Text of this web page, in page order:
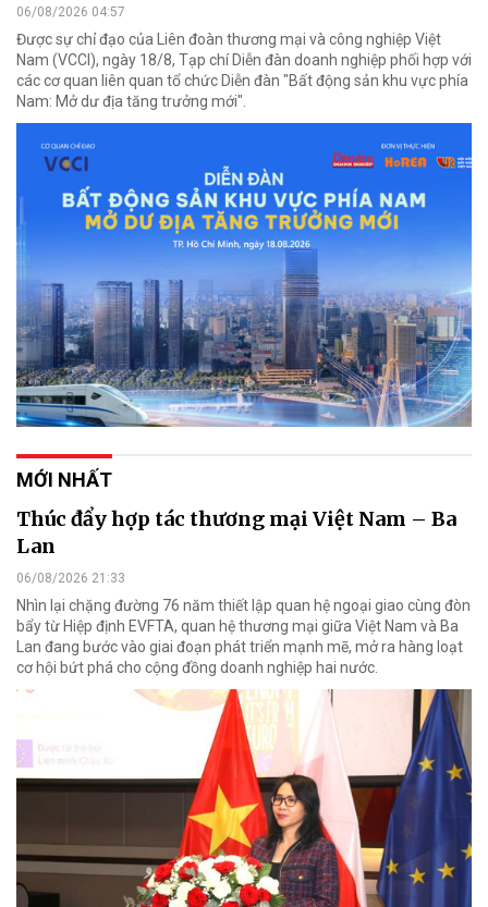
06/08/2026 04:57
Được sự chỉ đạo của Liên đoàn thương mại và công nghiệp Việt
Nam (VCCI), ngày 18/8, Tạp chí Diễn đàn doanh nghiệp phối hợp với
các cơ quan liên quan tổ chức Diễn đàn "Bất động sản khu vực phía
Nam: Mở dư địa tăng trưởng mới".
MỚI NHẤT
Thúc đẩy hợp tác thương mại Việt Nam – Ba
Lan
06/08/2026 21:33
Nhìn lại chặng đường 76 năm thiết lập quan hệ ngoại giao cùng đòn
bẩy từ Hiệp định EVFTA, quan hệ thương mại giữa Việt Nam và Ba
Lan đang bước vào giai đoạn phát triển mạnh mẽ, mở ra hàng loạt
cơ hội bứt phá cho cộng đồng doanh nghiệp hai nước.